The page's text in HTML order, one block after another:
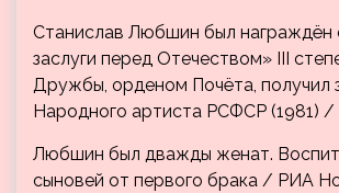
Станислав Любшин был награждён
заслуги перед Отечеством» III
Дружбы, орденом Почёта, получил
Народного артиста РСФСР (1981)
Любшин был дважды женат.
сыновей от первого брака / РИА